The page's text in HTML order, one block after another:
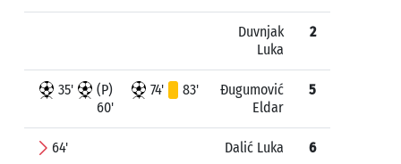
Duvnjak
Luka
2
35'
(P)
60'
74' 83'
Đugumović
Eldar
5
64' Dalić Luka 6